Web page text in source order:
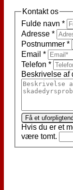
Kontakt os
Fulde navn *
Adresse *
Postnummer *
Email *
Telefon *
Beskrivelse af
Få et
Hvis du er et
være tomt.